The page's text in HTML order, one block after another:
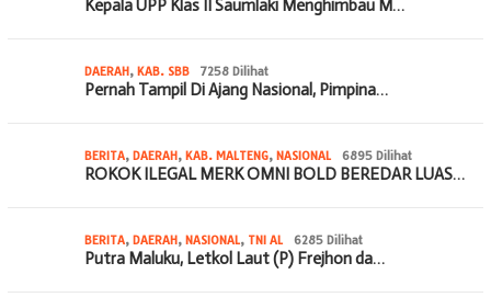
Kepala UPP Klas II Saumlaki Menghimbau M…
DAERAH, KAB. SBB 7258 Dilihat
Pernah Tampil Di Ajang Nasional, Pimpina…
BERITA, DAERAH, KAB. MALTENG, NASIONAL 6895 Dilihat
ROKOK ILEGAL MERK OMNI BOLD BEREDAR LUAS…
BERITA, DAERAH, NASIONAL, TNI AL 6285 Dilihat
Putra Maluku, Letkol Laut (P) Frejhon da…